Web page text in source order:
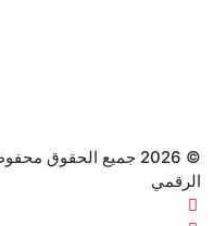
© 2026 جميع الحقوق
الرقمي